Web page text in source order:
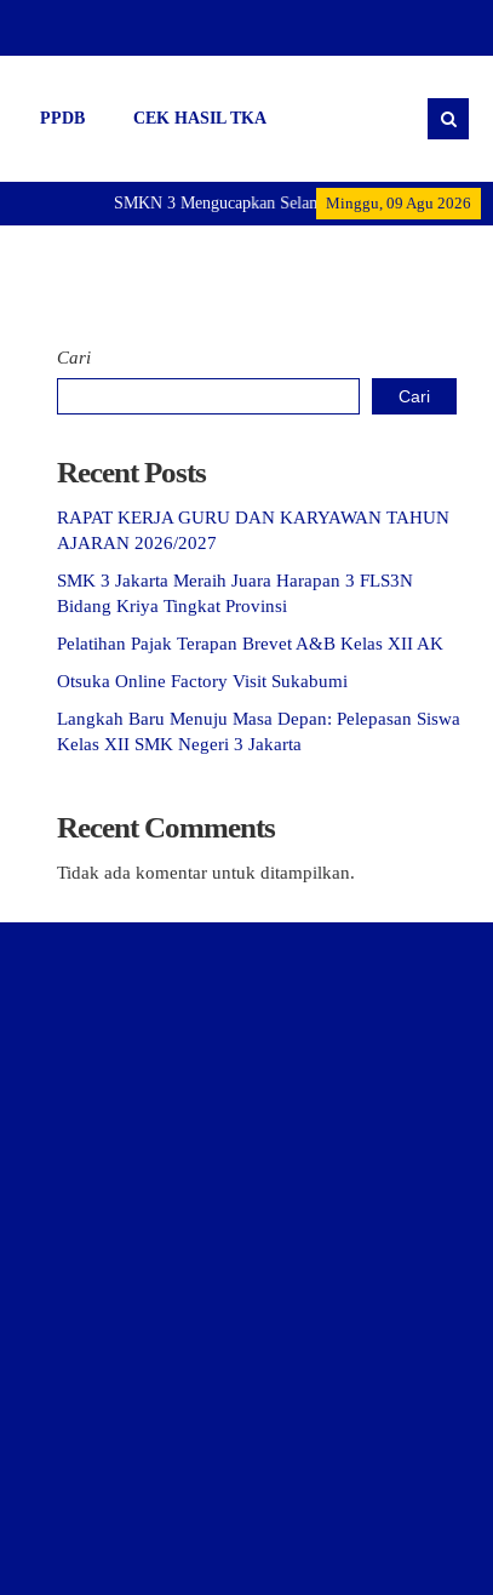
PPDB CEK HASIL TKA
Minggu, 09 Agu 2026
SMKN 3 Mengucapkan Selamat Menunaikan Ibadah
Cari
Cari
Recent Posts
RAPAT KERJA GURU DAN KARYAWAN TAHUN
AJARAN 2026/2027
SMK 3 Jakarta Meraih Juara Harapan 3 FLS3N
Bidang Kriya Tingkat Provinsi
Pelatihan Pajak Terapan Brevet A&B Kelas XII AK
Otsuka Online Factory Visit Sukabumi
Langkah Baru Menuju Masa Depan: Pelepasan Siswa
Kelas XII SMK Negeri 3 Jakarta
Recent Comments
Tidak ada komentar untuk ditampilkan.